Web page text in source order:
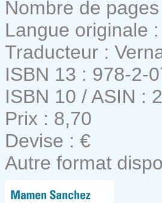
Nombre de
Langue originale
Traducteur :
ISBN 13 : 978-2-
ISBN 10 / ASIN :
Prix : 8,70
Devise : €
Autre format